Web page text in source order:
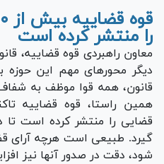
را منتشر کرده است
معاون راهبردی قوه قضاییه،
دیگر محور‌های مهم این
قانون، همه قوا موظف به
قضایی را منتشر کرده است تا
گیرد. طبیعی است هرچه آرای
شود، دقت در صدور آنها نیز